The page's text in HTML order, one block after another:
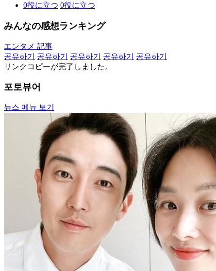
0役に立つ 0役に立つ
みんなの感想ランキング
エンタメ 記事
공유하기
공유하기 공유하기 공유하기
공유하기
リンクコピーが完了しました。
포토뷰어
뉴스 메뉴 보기